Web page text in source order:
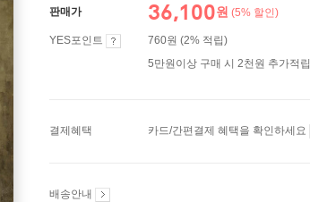
판매가 36,100원 (5% 할인)
YES포인트
760원 (2% 적립)
5만원이상 구매 시 2천원 추가적립
결제혜택 카드/간편결제 혜택을 확인하세요
배송안내